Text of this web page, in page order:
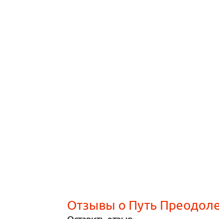
Отзывы о Путь